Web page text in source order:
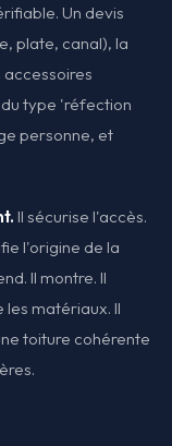
Un devis
plate, canal), la
du type 'réfection
personne, et
Il sécurise l'accès.
l'origine de la
Il montre. Il
les matériaux. Il
toiture cohérente